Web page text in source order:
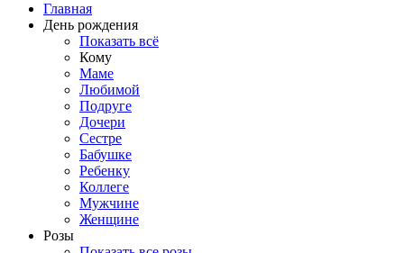
Главная
День рождения
Показать всё
Кому
Маме
Любимой
Подруге
Дочери
Сестре
Бабушке
Ребенку
Коллеге
Мужчине
Женщине
Розы